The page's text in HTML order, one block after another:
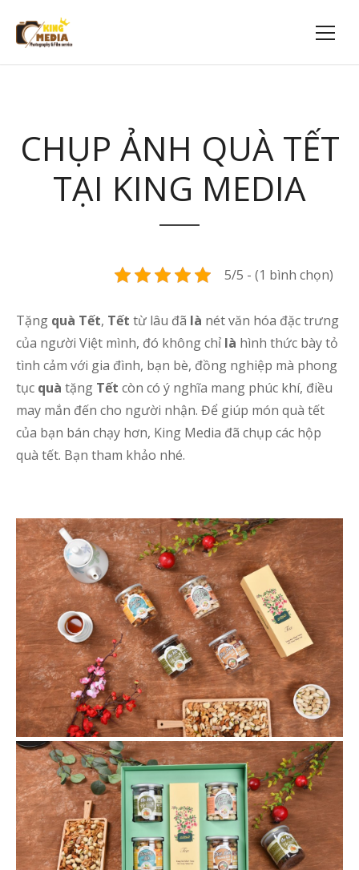
CHỤP ẢNH QUÀ TẾT
TẠI KING MEDIA
5/5 - (1 bình chọn)
Tặng quà Tết, Tết từ lâu đã là nét văn hóa đặc trưng
của người Việt mình, đó không chỉ là hình thức bày tỏ
tình cảm với gia đình, bạn bè, đồng nghiệp mà phong
tục quà tặng Tết còn có ý nghĩa mang phúc khí, điều
may mắn đến cho người nhận. Để giúp món quà tết
của bạn bán chạy hơn, King Media đã chụp các hộp
quà tết. Bạn tham khảo nhé.